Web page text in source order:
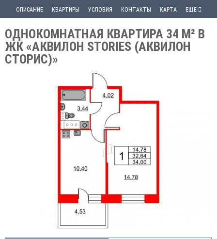
ОПИСАНИЕ КВАРТИРЫ УСЛОВИЯ КОНТАКТЫ КАРТА ЕЩЕ
ОДНОКОМНАТНАЯ КВАРТИРА 34 М² В
ЖК «АКВИЛОН STORIES (АКВИЛОН
СТОРИС)»